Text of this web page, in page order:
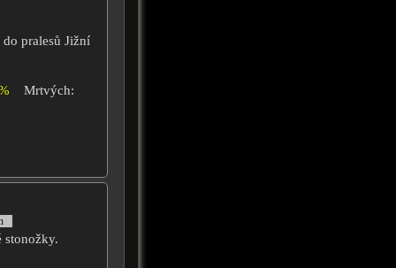
pralesů Jižní
Mrtvých:
stonožky.